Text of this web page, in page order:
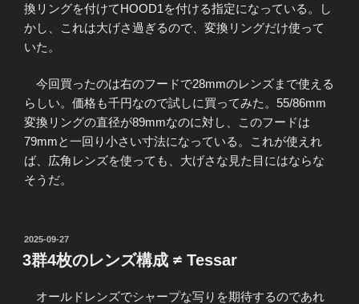
換リングを付けてHOOD1を付ける指定になっている。し
かし、これは大げさ過ぎるので、変換リングだけ使って
いた。
今回買ったのは右のフードで28mmのレンズまで使える
らしい。価格も千円なので試しに買ってみた。55/86mm
変換リングの直径が89mmなのに対し、このフードは
79mmと一回り小さい寸法になっている。これが使えれ
ば、広角レンズを使っても、大げさな見た目にはならな
そうだ。
投
稿
日:
2025-09-27
3群4枚のレンズ構成 ≠ Tessar
オールドレンズでシャープな写りを期待するのであれ